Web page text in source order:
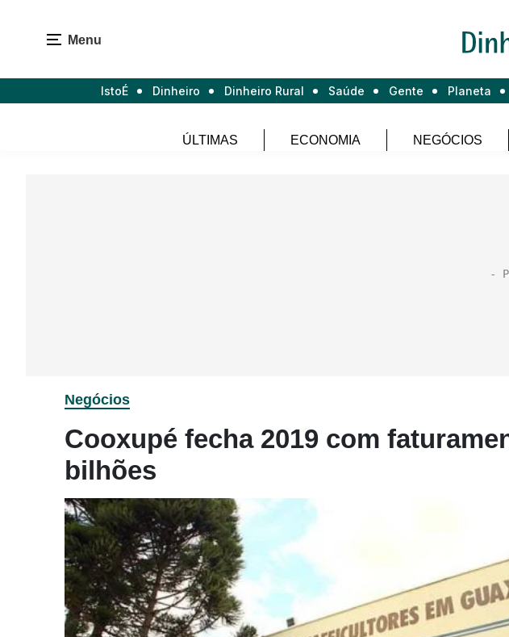
Menu
IstoÉ Dinheiro Dinheiro Rural Saúde Gente Planeta
ÚLTIMAS ECONOMIA NEGÓCIOS
Negócios
Cooxupé fecha 2019 com
bilhões